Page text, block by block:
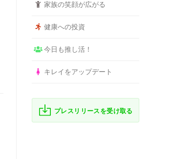
家族の笑顔が広がる
健康への投資
今日も推し活！
キレイをアップデート
プレスリリースを受け取る